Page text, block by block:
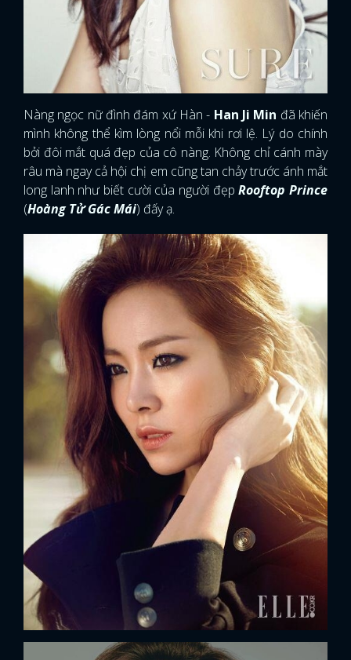
Nàng ngọc nữ đình đám xứ Hàn - Han Ji Min đã khiến
mình không thể kìm lòng nổi mỗi khi rơi lệ. Lý do chính
bởi đôi mắt quá đẹp của cô nàng. Không chỉ cánh mày
râu mà ngay cả hội chị em cũng tan chảy trước ánh mắt
long lanh như biết cười của người đẹpRooftop Prince
(Hoàng Tử Gác Mái) đấy ạ.